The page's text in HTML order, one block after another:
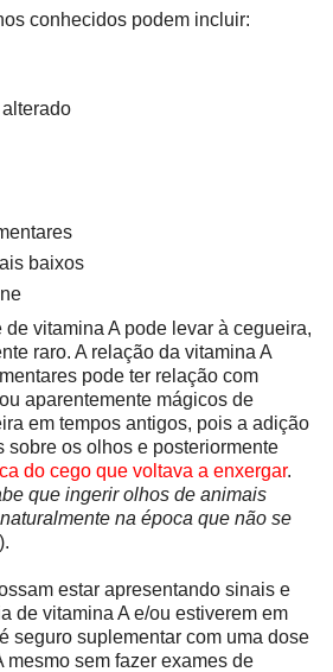
conhecidos podem incluir:
baixos
vitamina A pode levar à cegueira,
raro. A relação da vitamina A
pode ter relação com
aparentemente mágicos de
em tempos antigos, pois a adição
sobre os olhos e posteriormente
do cego que voltava a enxergar.
que ingerir olhos de animais
na época que não se
).
estar apresentando sinais e
de vitamina A e/ou estiverem em
seguro suplementar com uma dose
mesmo sem fazer exames de